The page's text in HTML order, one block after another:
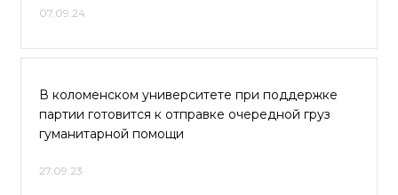
07.09.24
В коломенском университете при поддержке
партии готовится к отправке очередной груз
гуманитарной помощи
27.09.23